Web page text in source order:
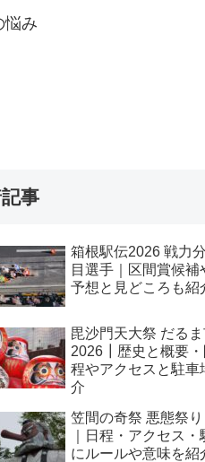
悩み
事
箱根駅伝2026 戦力
目選手｜区間賞候補
予想と見どころも紹
毘沙門天大祭 だる
2026┃歴史と概要・
程やアクセスと駐車
介
笠間の奇祭 悪態祭
｜日程・アクセス・
にルールや意味を紹